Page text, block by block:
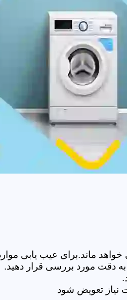
ماند.برای عیب یابی
دقت مورد بررسی قرار دهید.
نیاز تعویض شود